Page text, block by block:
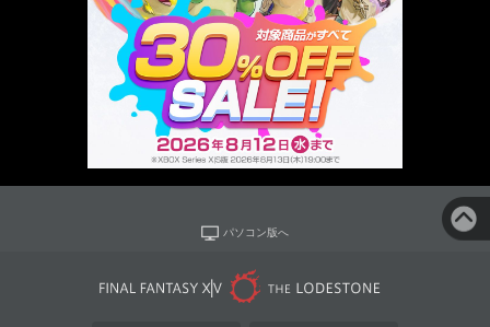
パソコン版へ